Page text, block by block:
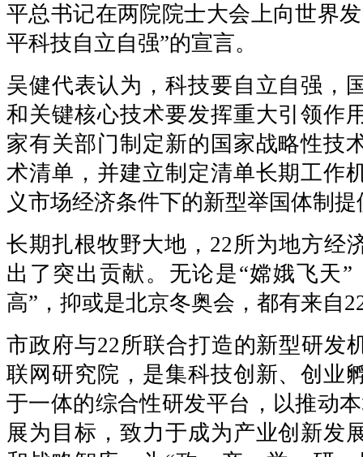
平总书记在两院院士大会上向世界
平科技自立自强”的宣言。
吴健代表认为，科技要自立自强，
和关键核心技术要发挥重大引领作
家有关部门制定新的国家战略性技
术清单，并建立制定清单长期工作
义市场经济条件下的新型举国体制
长期扎根牧野大地，22所为地方经
出了突出贡献。无论是“嫦娥飞天”
高”，抑或是北京冬奥会，都有来自
市政府与22所联合打造的新型研
联网研究院，是集科技创新、创业
于一体的综合性研发平台，以推动
展为目标，致力于成为产业创新发